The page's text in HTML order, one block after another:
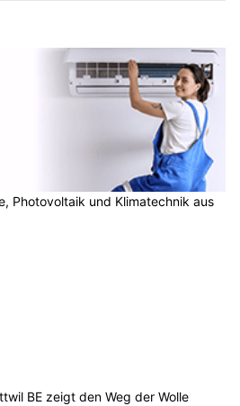
Photovoltaik und Klimatechnik aus
BE zeigt den Weg der Wolle